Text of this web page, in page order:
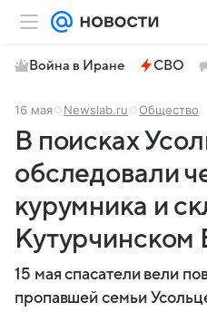
Война в Иране СВО
16 мая Newslab.ru Общество
В поисках
обследовали
курумника и
Кутурчинском
15 мая спасатели вели
пропавшей семьи